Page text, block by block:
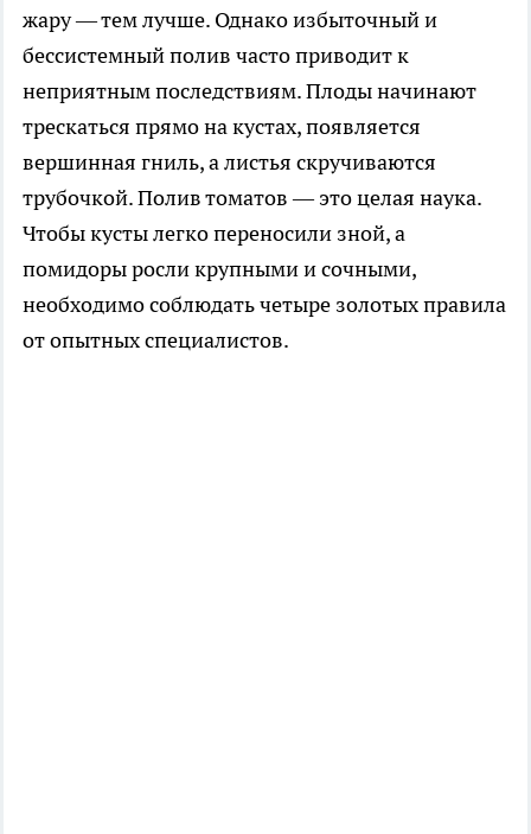
жару — тем лучше. Однако избыточный и
бессистемный полив часто приводит к
неприятным последствиям. Плоды начинают
трескаться прямо на кустах, появляется
вершинная гниль, а листья скручиваются
трубочкой. Полив томатов — это целая наука.
Чтобы кусты легко переносили зной, а
помидоры росли крупными и сочными,
необходимо соблюдать четыре золотых правила
от опытных специалистов.